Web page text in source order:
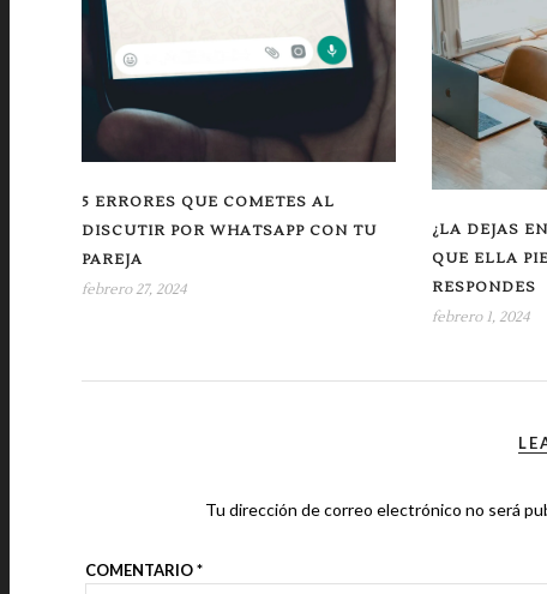
5 ERRORES QUE COMETES AL
DISCUTIR POR WHATSAPP CON TU
PAREJA
febrero 27, 2024
¿LA DEJAS
QUE ELLA
RESPONDES
febrero 1, 2024
Tu dirección de correo electrónico no será
COMENTARIO*